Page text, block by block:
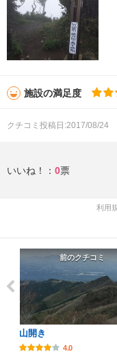
施設の満足度
クチコミ投稿日:2017/08/24
いいね！： 0票
利用
前のクチコミ
山開き
4.0